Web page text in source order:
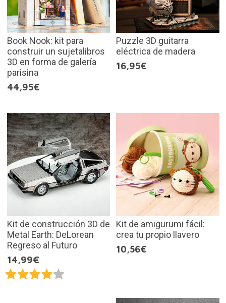
Book Nook: kit para
construir un sujetalibros
3D en forma de galería
parisina
44,95€
Puzzle 3D guitarra
eléctrica de madera
16,95€
Kit de construcción 3D de
Metal Earth: DeLorean
Regreso al Futuro
14,99€
Kit de amigurumi fácil:
crea tu propio llavero
10,56€